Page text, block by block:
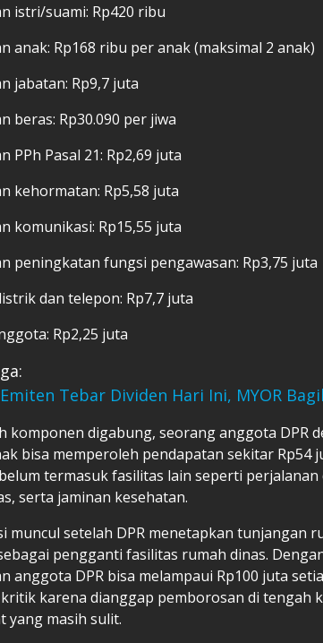
istri/suami: Rp420 ribu
anak: Rp168 ribu per anak (maksimal 2 anak)
jabatan: Rp9,7 juta
beras: Rp30.090 per jiwa
PPh Pasal 21: Rp2,69 juta
kehormatan: Rp5,58 juta
komunikasi: Rp15,55 juta
peningkatan fungsi pengawasan: Rp3,75 juta
dan telepon: Rp7,7 juta
Rp2,25 juta
Tebar Dividen Hari Ini, MYOR
komponen digabung, seorang anggota DPR
bisa memperoleh pendapatan sekitar Rp54
termasuk fasilitas lain seperti perjalanan
serta jaminan kesehatan.
muncul setelah DPR menetapkan tunjangan
pengganti fasilitas rumah dinas.
anggota DPR bisa melampaui Rp100 juta
karena dianggap pemborosan di tengah
yang masih sulit.